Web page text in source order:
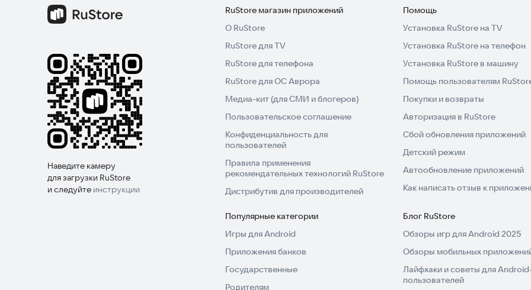
Наведите камеру
для загрузки RuStore
и следуйте инструкции
RuStore магазин приложений
О RuStore
RuStore для TV
RuStore для телефона
RuStore для ОС Аврора
Медиа-кит (для СМИ и блогеров)
Пользовательское соглашение
Конфиденциальность для
пользователей
Правила применения
рекомендательных технологий RuStore
Дистрибутив для производителей
Помощь
Установка RuStore на TV
Установка RuStore на телефон
Установка RuStore в машину
Помощь пользователям
Покупки и возвраты
Авторизация в RuStore
Сбой обновления приложений
Детский режим
Автообновление приложений
Как написать отзыв к
Популярные категории
Игры для Android
Приложения банков
Государственные
Родителям
Блог RuStore
Обзоры игр для Android 2025
Обзоры мобильных
Лайфхаки и советы для
пользователей